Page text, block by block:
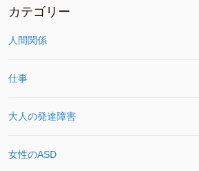
カテゴリー
人間関係
仕事
大人の発達障害
女性のASD